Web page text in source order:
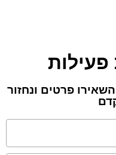
השאירו פרטים ונחזור